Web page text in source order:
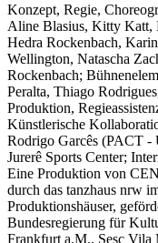
Konzept, Regie,
Aline Blasius, Kitty Katt,
Hedra Rockenbach,
Wellington, Natascha
Rockenbach;
Peralta, Thiago
Produktion,
Künstlerische
Rodrigo Garcês (PACT -
Jurerê Sports Center;
Eine Produktion von
durch das tanzhaus nrw
Produktionshäuser,
Bundesregierung für
Frankfurt a.M., Sesc Vila